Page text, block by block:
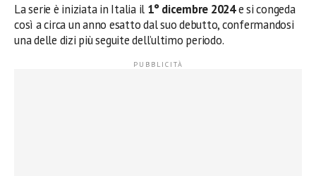
La serie è iniziata in Italia il 1° dicembre 2024e si congeda
così a circa un anno esatto dal suo debutto, confermandosi
una delle dizi più seguite dell’ultimo periodo.